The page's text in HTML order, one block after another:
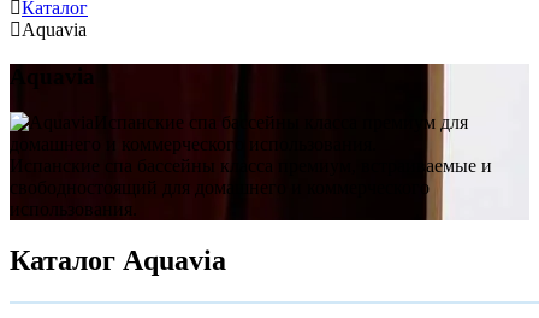
Каталог
Aquavia
Aquavia
Испанские спа бассейны класса премиум для
домашнего и коммерческого использования.
Испанские спа бассейны класса премиум, встраиваемые и
свободностоящий для домашнего и коммерческого
использования.
Каталог Aquavia